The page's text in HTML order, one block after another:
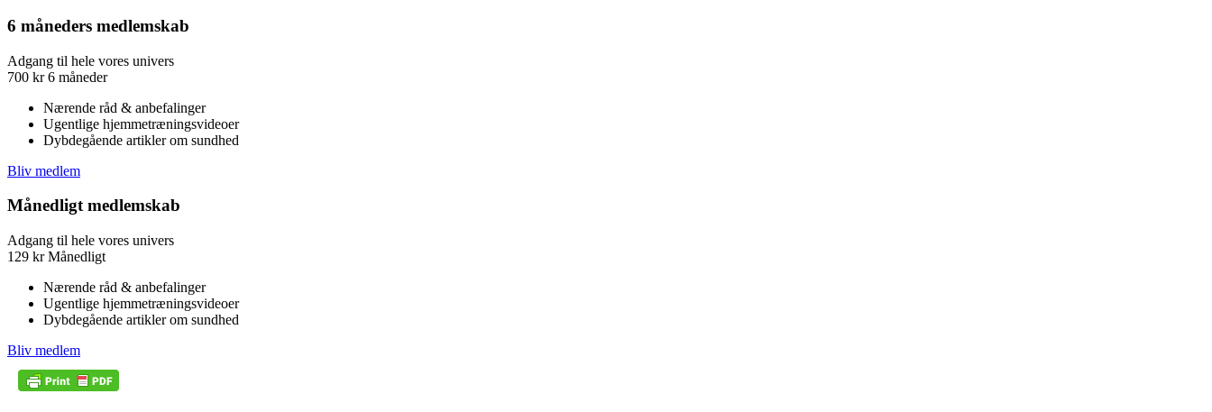
6 måneders medlemskab
Adgang til hele vores univers
700 kr 6 måneder
Nærende råd & anbefalinger
Ugentlige hjemmetræningsvideoer
Dybdegående artikler om sundhed
Bliv medlem
Månedligt medlemskab
Adgang til hele vores univers
129 kr Månedligt
Nærende råd & anbefalinger
Ugentlige hjemmetræningsvideoer
Dybdegående artikler om sundhed
Bliv medlem